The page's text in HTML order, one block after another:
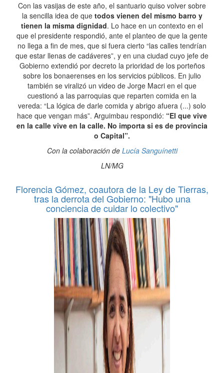
Con las vasijas de este año, el santuario quiso volver sobre
la sencilla idea de que todos vienen del mismo barro y
tienen la misma dignidad. Lo hace en un contexto en el
que el presidente respondió, ante el planteo de que la gente
no llega a fin de mes, que si fuera cierto “las calles tendrían
que estar llenas de cadáveres”, y en una ciudad cuyo jefe de
Gobierno extendió por decreto la prioridad de los porteños
sobre los bonaerenses en los servicios públicos. En julio
también se viralizó un video de Jorge Macri en el que
cuestionó a las parroquias que reparten comida en la
vereda: “La lógica de darle comida y abrigo afuera (...) solo
hace que vengan más”. Arguimbau respondió: “El que vive
en la calle vive en la calle. No importa si es de provincia
o Capital”.
Con la colaboración de Lucía Sanguínetti
LN/MG
Florencia Gómez, coautora de la Ley de Tierras,
tras la derrota del Gobierno: "Hubo una
conciencia de cuidar lo colectivo"